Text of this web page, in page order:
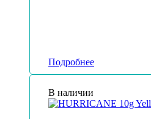
Подробнее
В наличии